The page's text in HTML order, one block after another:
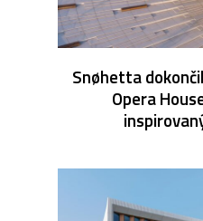
Snøhetta
Opera